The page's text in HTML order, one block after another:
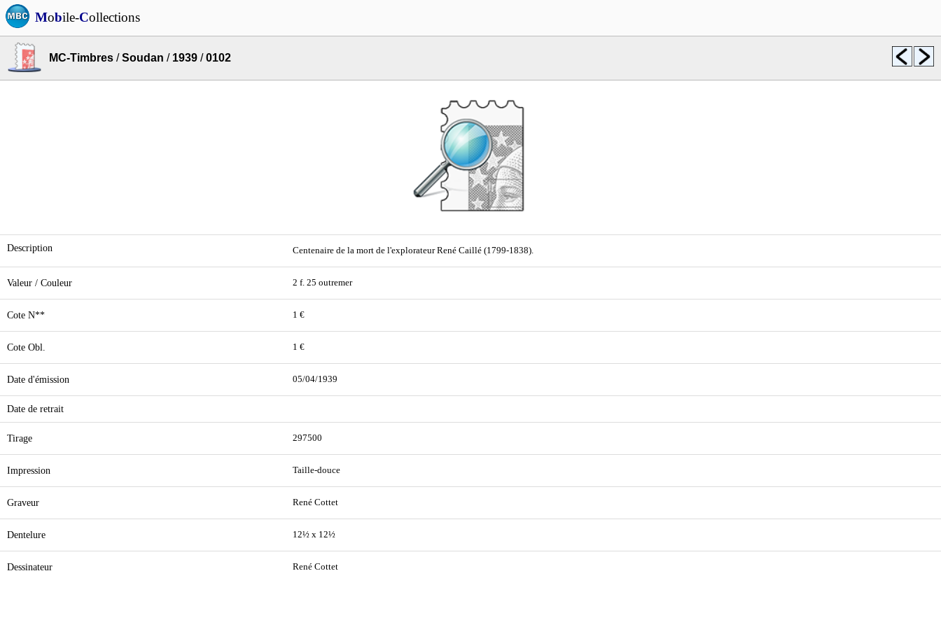
Mobile-Collections
MC-Timbres /Soudan / 1939 /0102
Description Centenaire de la mort de l'explorateur René Caillé (1799-1838).
Valeur / Couleur 2 f. 25 outremer
Cote N** 1 €
Cote Obl. 1 €
Date d'émission 05/04/1939
Date de retrait
Tirage 297500
Impression Taille-douce
Graveur René Cottet
Dentelure 12½ x 12½
Dessinateur René Cottet